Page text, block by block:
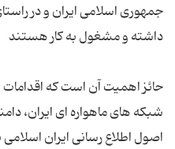
جمهوری اسلامی ایران و در
حائز اهمیت آن است که
شبکه های ماهواره ای ایران،
اصول اطلاع رسانی ایران